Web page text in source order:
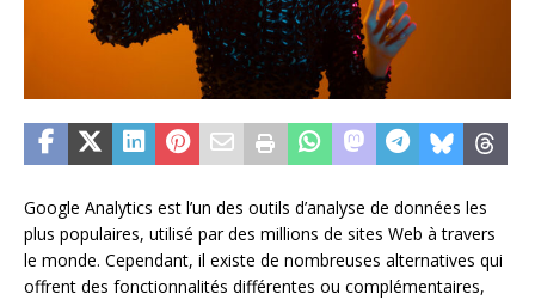
Google Analytics est l’un des outils d’analyse de données les
plus populaires, utilisé par des millions de sites Web à travers
le monde. Cependant, il existe de nombreuses alternatives qui
offrent des fonctionnalités différentes ou complémentaires,